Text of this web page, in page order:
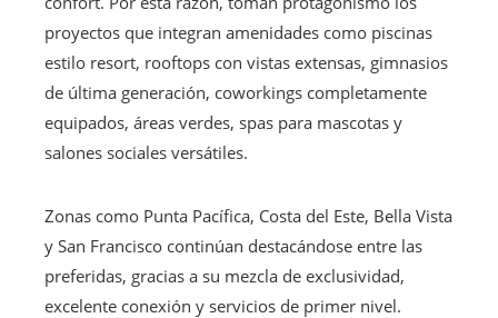
proyectos que integran amenidades como piscinas
estilo resort, rooftops con vistas extensas, gimnasios
de última generación, coworkings completamente
equipados, áreas verdes, spas para mascotas y
salones sociales versátiles.
Zonas como Punta Pacífica, Costa del Este, Bella Vista
y San Francisco continúan destacándose entre las
preferidas, gracias a su mezcla de exclusividad,
excelente conexión y servicios de primer nivel.